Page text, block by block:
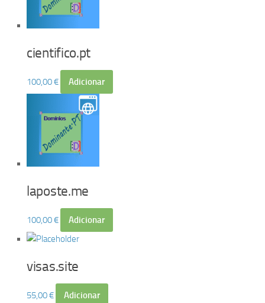
cientifico.pt
100,00€ Adicionar
laposte.me
100,00€ Adicionar
visas.site
55,00€ Adicionar